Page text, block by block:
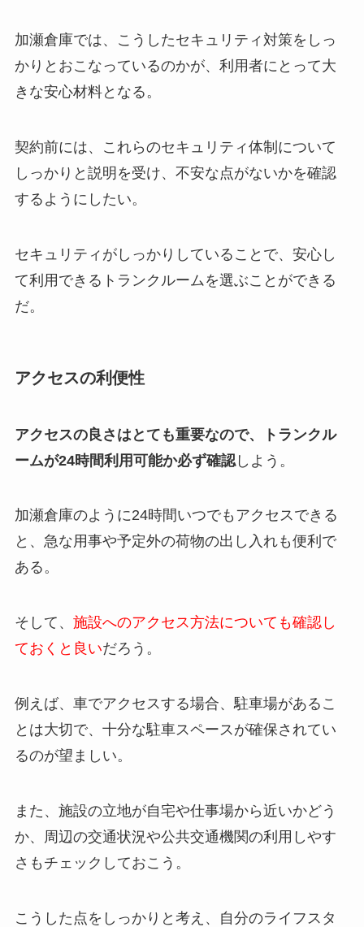
加瀬倉庫では、こうしたセキュリティ対策をしっ
かりとおこなっているのかが、利用者にとって大
きな安心材料となる。
契約前には、これらのセキュリティ体制について
しっかりと説明を受け、不安な点がないかを確認
するようにしたい。
セキュリティがしっかりしていることで、安心し
て利用できるトランクルームを選ぶことができる
だ。
アクセスの利便性
アクセスの良さはとても重要なので、トランクル
ームが24時間利用可能か必ず確認しよう。
加瀬倉庫のように24時間いつでもアクセスできる
と、急な用事や予定外の荷物の出し入れも便利で
ある。
そして、 施設へのアクセス方法についても確認し
ておくと良いだろう。
例えば、車でアクセスする場合、駐車場があるこ
とは大切で、十分な駐車スペースが確保されてい
るのが望ましい。
また、施設の立地が自宅や仕事場から近いかどう
か、周辺の交通状況や公共交通機関の利用しやす
さもチェックしておこう。
こうした点をしっかりと考え、自分のライフスタ